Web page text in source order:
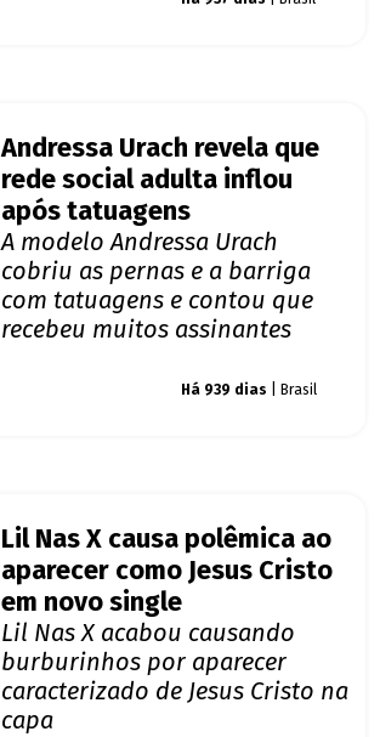
Andressa Urach revela que
rede social adulta inflou
após tatuagens
A modelo Andressa Urach
cobriu as pernas e a barriga
com tatuagens e contou que
recebeu muitos assinantes
Há 939 dias | Brasil
Lil Nas X causa polêmica ao
aparecer como Jesus Cristo
em novo single
Lil Nas X acabou causando
burburinhos por aparecer
caracterizado de Jesus Cristo na
capa